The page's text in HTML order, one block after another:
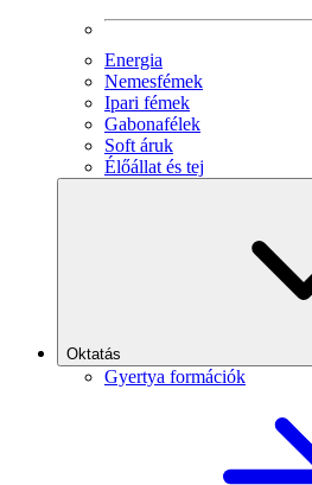
Energia
Nemesfémek
Ipari fémek
Gabonafélek
Soft áruk
Élőállat és tej
Oktatás
Gyertya formációk